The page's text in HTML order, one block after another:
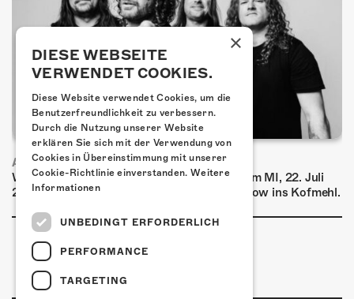
AIRBOURNE - SPECIAL SUMMER SHOW
Wow, das ist ein Ding! Airbourne kommen am MI, 22. Juli
2026 für eine exklusive Special Summer Show ins Kofmehl.
×
DIESE WEBSEITE
VERWENDET COOKIES.
Diese Website verwendet Cookies, um die
Benutzerfreundlichkeit zu verbessern.
Durch die Nutzung unserer Website
erklären Sie sich mit der Verwendung von
Cookies in Übereinstimmung mit unserer
Cookie-Richtlinie einverstanden. Weitere
Informationen
UNBEDINGT ERFORDERLICH
PERFORMANCE
TARGETING